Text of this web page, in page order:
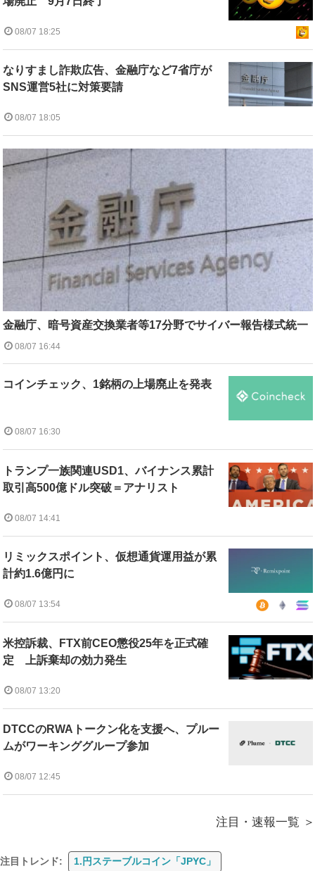
08/07 18:25
なりすまし詐欺広告、金融庁など7省庁が
SNS運営5社に対策要請
08/07 18:05
金融庁、暗号資産交換業者等17分野でサイバー報告様式統一
08/07 16:44
コインチェック、1銘柄の上場廃止を発表
08/07 16:30
トランプ一族関連USD1、バイナンス累計
取引高500億ドル突破＝アナリスト
08/07 14:41
リミックスポイント、仮想通貨運用益が累
計約1.6億円に
08/07 13:54
米控訴裁、FTX前CEO懲役25年を正式確
定 上訴棄却の効力発生
08/07 13:20
DTCCのRWAトークン化を支援へ、プルー
ムがワーキンググループ参加
08/07 12:45
注目・速報一覧
注目トレンド: 1.円ステーブルコイン「JPYC」